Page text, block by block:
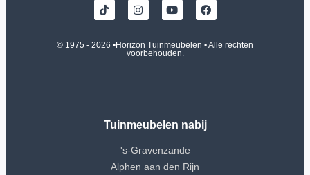
© 1975 - 2026 •Horizon Tuinmeubelen • Alle rechten
voorbehouden.
Tuinmeubelen nabij
's-Gravenzande
Alphen aan den Rijn